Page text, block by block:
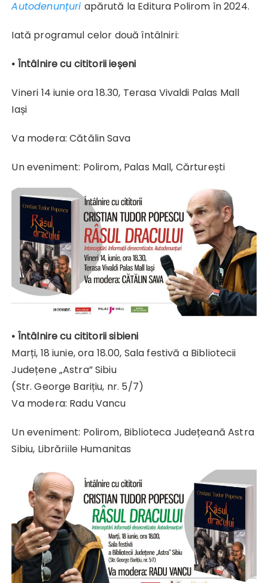
Autodenunțuri apărută la Editura Polirom în 2024.
Iată programul celor două întâlniri:
• Întâlnire cu cititorii ieșeni
Vineri 14 iunie ora 18.30, Terasa Vivaldi Palas Mall
Iași
Va modera: Cătălin Sava
Un eveniment: Polirom, Palas Mall, Cărturești
• Întâlnire cu cititorii sibieni
Marți, 18 iunie, ora 18.00, Sala festivă a Bibliotecii
Județene „Astra” Sibiu
(Str. George Barițiu, nr. 5/7)
Va modera: Radu Vancu
Un eveniment: Polirom, Biblioteca Județeană Astra
Sibiu, Librăriile Humanitas